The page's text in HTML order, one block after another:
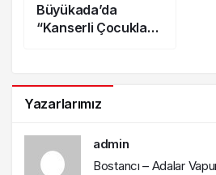
Büyükada’da
“Kanserli Çocuklara
Yazarlarımız
admin
Bostancı – Adalar